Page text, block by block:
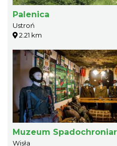
Palenica
Ustroń
2.21 km
Muzeum
Wisła